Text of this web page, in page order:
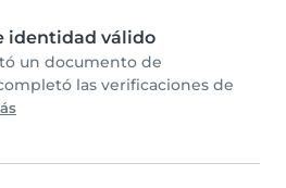
identidad válido
un documento de
las verificaciones de